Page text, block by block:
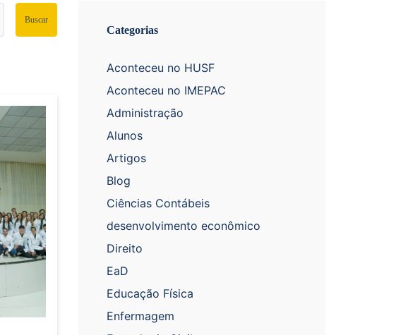
Buscar
Categorias
Aconteceu no HUSF
Aconteceu no IMEPAC
Administração
Alunos
Artigos
Blog
Ciências Contábeis
desenvolvimento econômico
Direito
EaD
Educação Física
Enfermagem